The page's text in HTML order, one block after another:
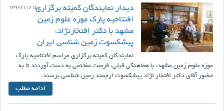
دیدار نمایندگان کمیته برگزاری
افتتاحیه پارک موزه علوم زمین
مشهد با دکتر افتخارنژاد،
پیشکسوت زمین شناسی ایران
نمایندگان کمیته برگزاری مراسم افتتاحیه پارک
موزه علوم زمین مشهد، با هماهنگی قبلی، فرصت مغتنمی به دست آوردند تا به
حضور آقای دکتر افتخار نژاد پیشکسوت ارجمند زمین شناسی برسند.
ادامه مطلب
1397/11/15